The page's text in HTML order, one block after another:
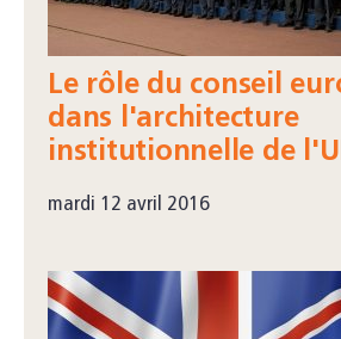
Le rôle du conseil
dans l'architecture
institutionnelle de
mardi 12 avril 2016